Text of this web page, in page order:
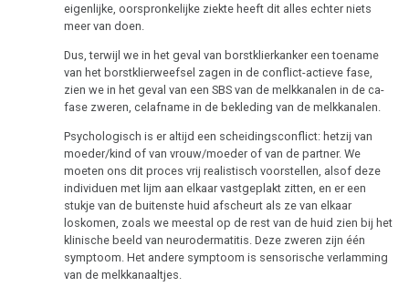
eigenlijke, oorspronkelijke ziekte heeft dit alles echter niets
meer van doen.
Dus, terwijl we in het geval van borstklierkanker een toename
van het borstklierweefsel zagen in de conflict-actieve fase,
zien we in het geval van een SBS van de melkkanalen in de ca-
fase zweren, celafname in de bekleding van de melkkanalen.
Psychologisch is er altijd een scheidingsconflict: hetzij van
moeder/kind of van vrouw/moeder of van de partner. We
moeten ons dit proces vrij realistisch voorstellen, alsof deze
individuen met lijm aan elkaar vastgeplakt zitten, en er een
stukje van de buitenste huid afscheurt als ze van elkaar
loskomen, zoals we meestal op de rest van de huid zien bij het
klinische beeld van neurodermatitis. Deze zweren zijn één
symptoom. Het andere symptoom is sensorische verlamming
van de melkkanaaltjes.